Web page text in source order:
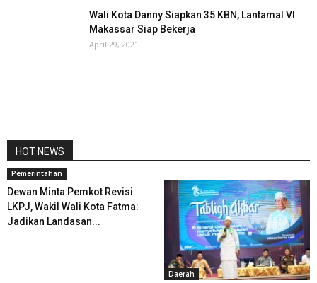
Wali Kota Danny Siapkan 35 KBN, Lantamal VI
Makassar Siap Bekerja
April 29, 2021
HOT NEWS
Pemerintahan
Dewan Minta Pemkot Revisi
LKPJ, Wakil Wali Kota Fatma:
Jadikan Landasan...
Daerah